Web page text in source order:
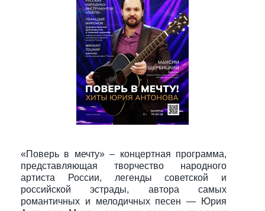
«Поверь в мечту» – концертная программа,
представляющая творчество народного
артиста России, легенды советской и
российской эстрады, автора самых
романтичных и мелодичных песен — Юрия